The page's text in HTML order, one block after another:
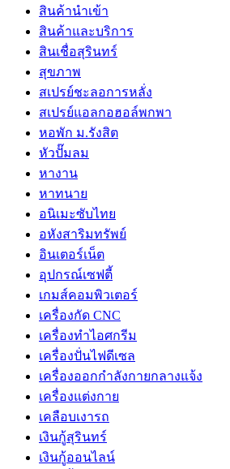
สินค้านำเข้า
สินค้าและบริการ
สินเชื่อสุรินทร์
สุขภาพ
สเปรย์ชะลอการหลั่ง
สเปรย์แอลกอฮอล์พกพา
หอพัก ม.รังสิต
หัวปั๊มลม
หางาน
หาทนาย
อนิเมะซับไทย
อหังสาริมทรัพย์
อินเตอร์เน็ต
อุปกรณ์เซฟตี้
เกมส์คอมพิวเตอร์
เครื่องกัด CNC
เครื่องทำไอศกรีม
เครื่องปั่นไฟดีเซล
เครื่องออกกำลังกายกลางแจ้ง
เครื่องแต่งกาย
เคลือบเงารถ
เงินกู้สุรินทร์
เงินกู้ออนไลน์